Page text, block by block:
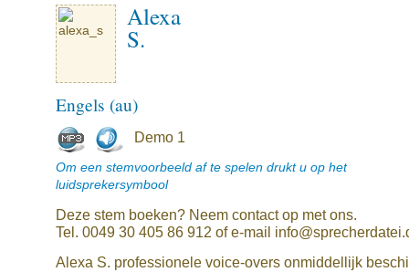
Alexa
S.
Engels (au)
Demo 1
Om een stemvoorbeeld af te spelen drukt u op het
luidsprekersymbool
Deze stem boeken? Neem contact op met ons.
Tel. 0049 30 405 86 912 of e-mail
Alexa S. professionele voice-overs onmiddellijk